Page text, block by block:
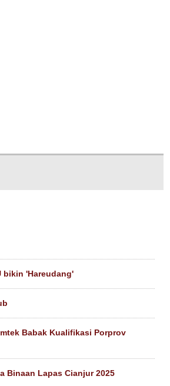
bikin 'Hareudang'
Babak Kualifikasi Porprov
Binaan Lapas Cianjur 2025